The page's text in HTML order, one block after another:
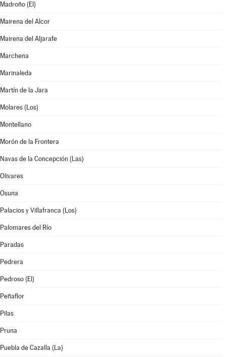
Madroño (El)
Mairena del Alcor
Mairena del Aljarafe
Marchena
Marinaleda
Martín de la Jara
Molares (Los)
Montellano
Morón de la Frontera
Navas de la Concepción (Las)
Olivares
Osuna
Palacios y Villafranca (Los)
Palomares del Río
Paradas
Pedrera
Pedroso (El)
Peñaflor
Pilas
Pruna
Puebla de Cazalla (La)